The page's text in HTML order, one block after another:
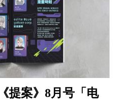
提案》8月号「电